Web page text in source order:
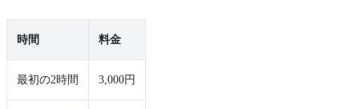
時間 料金
最初の2時間 3,000円